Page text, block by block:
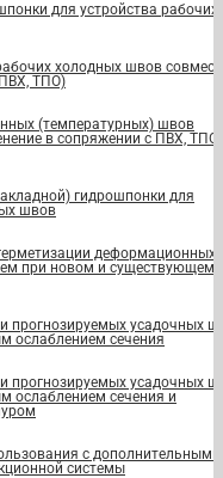
для устройства рабочих
холодных швов
ТПО)
(температурных) швов
в сопряжении с ПВХ, ТПО
гидрошпонки для
швов
деформационных
при новом и существующем
прогнозируемых усадочных
ослаблением сечения
прогнозируемых усадочных
ослаблением сечения и
с дополнительными
системы